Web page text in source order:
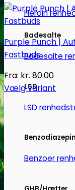
Heroin
Badesalte
Badesalte
LSD
LSD
Benzoer
Purple Punch |
Fastbuds
Fra: kr. 80.00
Vælg variant
vare
har
varianter.
Mulighederne
kan